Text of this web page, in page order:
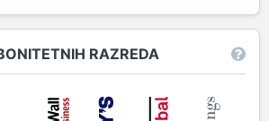
RAZREDA